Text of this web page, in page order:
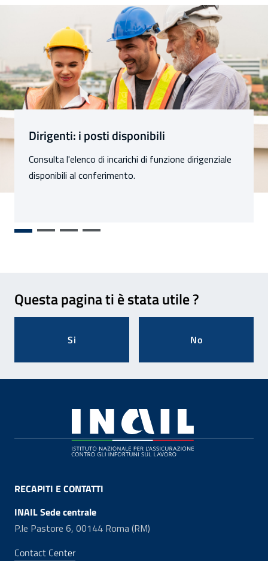
Sezioni
Dirigenti: i posti disponibili
Consulta l'elenco di incarichi di funzione dirigenziale
disponibili al conferimento.
Questa pagina ti è stata utile ?
Si No
RECAPITI E CONTATTI
INAIL Sede centrale
P.le Pastore 6, 00144 Roma (RM)
Contact Center